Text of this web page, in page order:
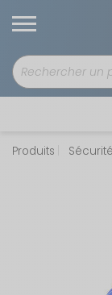
Produits Sécurité